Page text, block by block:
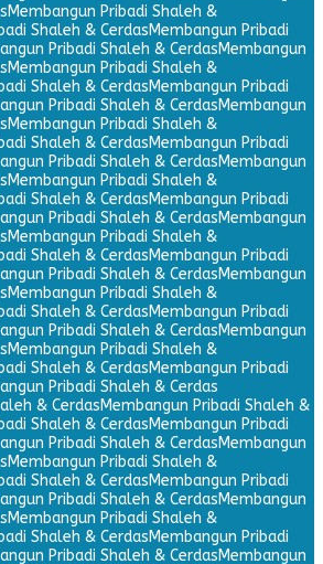
Membangun Pribadi Shaleh &
Shaleh & CerdasMembangun Pribadi
Pribadi Shaleh & CerdasMembangun
Membangun Pribadi Shaleh &
Shaleh & CerdasMembangun Pribadi
Pribadi Shaleh & CerdasMembangun
Membangun Pribadi Shaleh &
Shaleh & CerdasMembangun Pribadi
Pribadi Shaleh & CerdasMembangun
Membangun Pribadi Shaleh &
Shaleh & CerdasMembangun Pribadi
Pribadi Shaleh & CerdasMembangun
Membangun Pribadi Shaleh &
Shaleh & CerdasMembangun Pribadi
Pribadi Shaleh & CerdasMembangun
Membangun Pribadi Shaleh &
Shaleh & CerdasMembangun Pribadi
Pribadi Shaleh & CerdasMembangun
Membangun Pribadi Shaleh &
Shaleh & CerdasMembangun Pribadi
Pribadi Shaleh & Cerdas
& CerdasMembangun Pribadi Shaleh &
Shaleh & CerdasMembangun Pribadi
Pribadi Shaleh & CerdasMembangun
Membangun Pribadi Shaleh &
Shaleh & CerdasMembangun Pribadi
Pribadi Shaleh & CerdasMembangun
Membangun Pribadi Shaleh &
Shaleh & CerdasMembangun Pribadi
Pribadi Shaleh & CerdasMembangun